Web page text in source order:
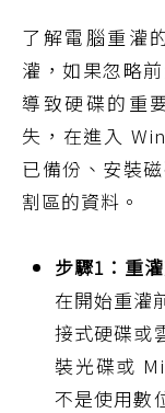
了解電腦重灌
灌，如果忽略
導致硬碟的重
失，在進入
已備份、安裝
割區的資料。
步驟1：重
在開始重灌
接式硬碟或
裝光碟或
不是使用數